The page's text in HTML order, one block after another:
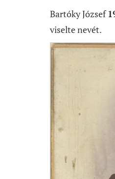
Bartóky József 1
viselte nevét.